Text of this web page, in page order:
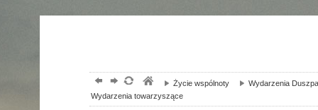
Życie wspólnoty
Wydarzenia
Wydarzenia towarzyszące